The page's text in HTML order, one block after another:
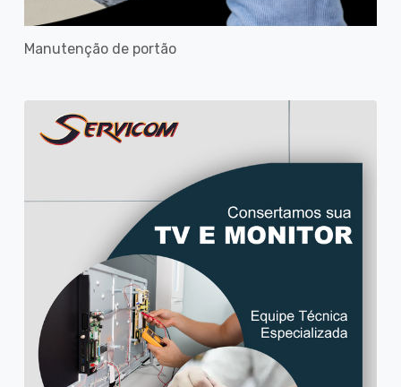
Manutenção de portão